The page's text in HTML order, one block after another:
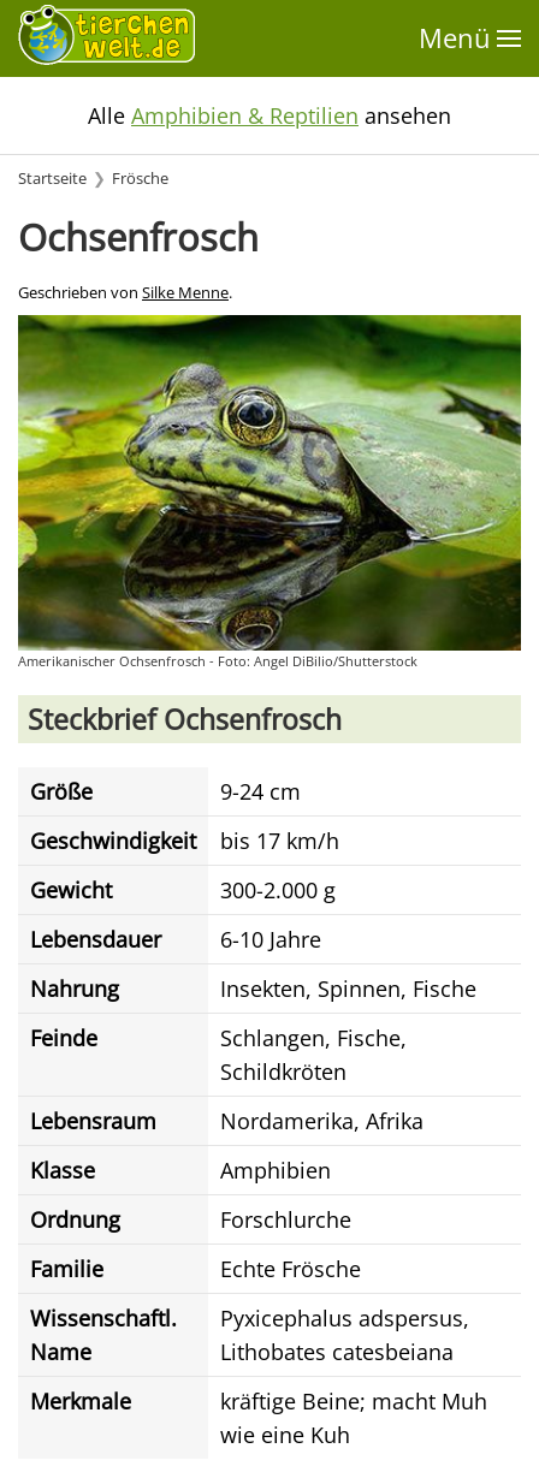
Menü
Alle Amphibien & Reptilien ansehen
Startseite Frösche
Ochsenfrosch
Geschrieben von Silke Menne.
Amerikanischer Ochsenfrosch - Foto: Angel DiBilio/Shutterstock
Steckbrief Ochsenfrosch
Größe
9-24 cm
Geschwindigkeit
bis 17 km/h
Gewicht
300-2.000 g
Lebensdauer
6-10 Jahre
Nahrung
Insekten, Spinnen, Fische
Feinde
Schlangen, Fische,
Schildkröten
Lebensraum
Nordamerika, Afrika
Klasse
Amphibien
Ordnung
Forschlurche
Familie
Echte Frösche
Wissenschaftl.
Name
Pyxicephalus adspersus,
Lithobates catesbeiana
Merkmale
kräftige Beine; macht Muh
wie eine Kuh